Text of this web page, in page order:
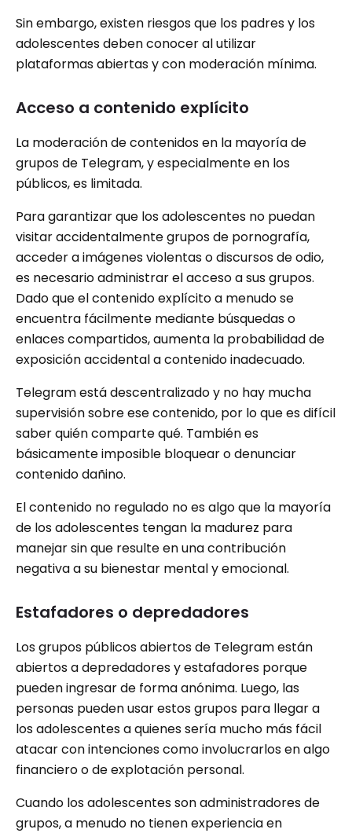
Sin embargo, existen riesgos que los padres y los
adolescentes deben conocer al utilizar
plataformas abiertas y con moderación mínima.
Acceso a contenido explícito
La moderación de contenidos en la mayoría de
grupos de Telegram, y especialmente en los
públicos, es limitada.
Para garantizar que los adolescentes no puedan
visitar accidentalmente grupos de pornografía,
acceder a imágenes violentas o discursos de odio,
es necesario administrar el acceso a sus grupos.
Dado que el contenido explícito a menudo se
encuentra fácilmente mediante búsquedas o
enlaces compartidos, aumenta la probabilidad de
exposición accidental a contenido inadecuado.
Telegram está descentralizado y no hay mucha
supervisión sobre ese contenido, por lo que es difícil
saber quién comparte qué. También es
básicamente imposible bloquear o denunciar
contenido dañino.
El contenido no regulado no es algo que la mayoría
de los adolescentes tengan la madurez para
manejar sin que resulte en una contribución
negativa a su bienestar mental y emocional.
Estafadores o depredadores
Los grupos públicos abiertos de Telegram están
abiertos a depredadores y estafadores porque
pueden ingresar de forma anónima. Luego, las
personas pueden usar estos grupos para llegar a
los adolescentes a quienes sería mucho más fácil
atacar con intenciones como involucrarlos en algo
financiero o de explotación personal.
Cuando los adolescentes son administradores de
grupos, a menudo no tienen experiencia en